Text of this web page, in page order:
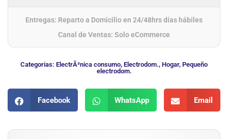
Entregas: Reparto a Domicilio en 24/48hrs días hábiles
Canal de Ventas: Solo eCommerce
Categorias: ElectrÃ³nica consumo, Electrodom., Hogar, Pequeño
electrodom.
Facebook WhatsApp Email